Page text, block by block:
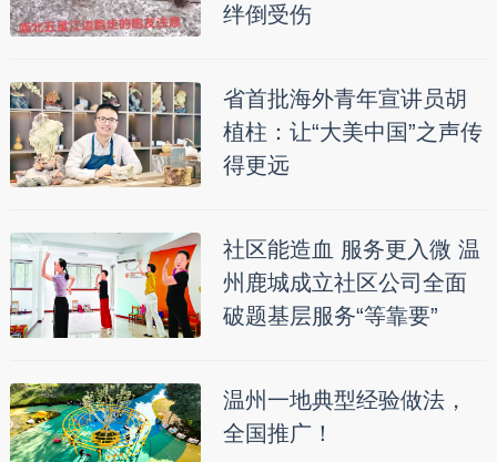
绊倒受伤
省首批海外青年宣讲员胡
植柱：让“大美中国”之声传
得更远
社区能造血 服务更入微 温
州鹿城成立社区公司全面
破题基层服务“等靠要”
温州一地典型经验做法，
全国推广！